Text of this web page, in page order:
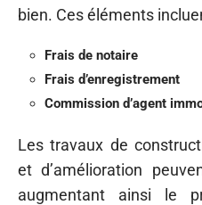
bien. Ces éléments
Frais de notaire
Frais d’enregistrement
Commission d’agent
Les travaux de
et d’amélioration
augmentant ainsi le